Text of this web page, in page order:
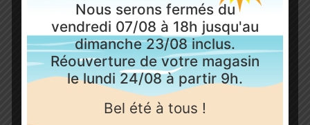
Nous serons fermés du
vendredi 07/08 à 18h jusqu'au
dimanche 23/08 inclus.
Réouverture de votre magasin
le lundi 24/08 à partir 9h.
Bel été à tous !